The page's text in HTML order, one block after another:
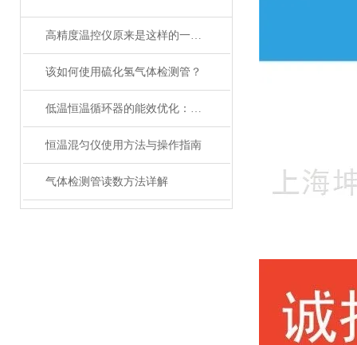
高精度温控仪原来是这样的一款产品
该如何使用硫化氢气体检测管？
低温恒温循环器的能效优化：如何节约能源消耗
恒温混匀仪使用方法与操作指南
气体检测管读数方法详解